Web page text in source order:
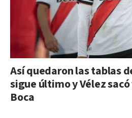
Así quedaron las tablas
sigue último y Vélez
Boca